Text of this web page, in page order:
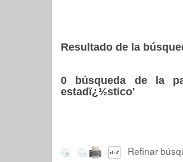
Resultado de la
0 búsqueda de la
estadï¿½stico'
Refinar